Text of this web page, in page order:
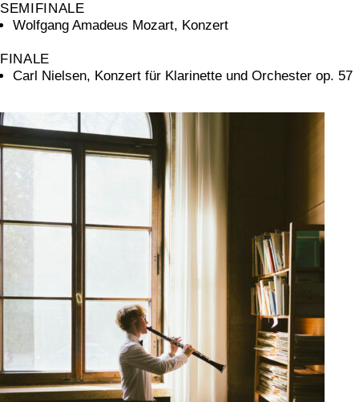
SEMIFINALE
Wolfgang Amadeus Mozart, Konzert
FINALE
Carl Nielsen, Konzert für Klarinette und Orchester op. 57